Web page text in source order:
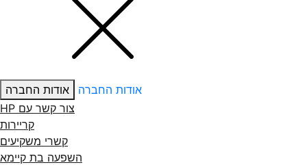
אודות החברה
אודות החברה
צור קשר עם ‏HP
קריירות
קשרי משקיעים
השפעה בת קיימא